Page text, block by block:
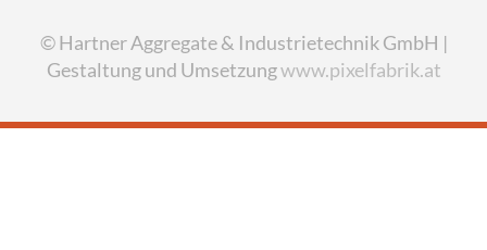
© Hartner Aggregate & Industrietechnik GmbH |
Gestaltung und Umsetzungwww.pixelfabrik.at